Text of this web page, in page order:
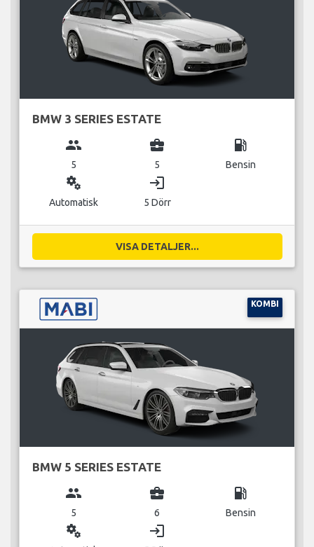
BMW 3 SERIES ESTATE
group
5
business_center
5
local_gas_station
Bensin
miscellaneous_services
Automatisk
login
5 Dörr
VISA DETALJER...
KOMBI
BMW 5 SERIES ESTATE
group
5
business_center
6
local_gas_station
Bensin
miscellaneous_services login